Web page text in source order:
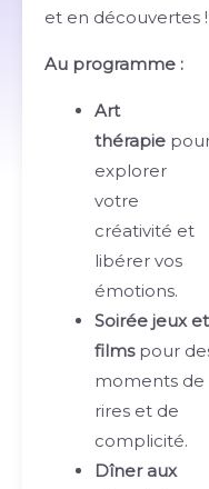
et en découvertes !
Au programme :
Art
thérapie
explorer
votre
créativité et
libérer vos
émotions.
Soirée jeux et
filmspour
moments de
rires et de
complicité.
Dîner aux